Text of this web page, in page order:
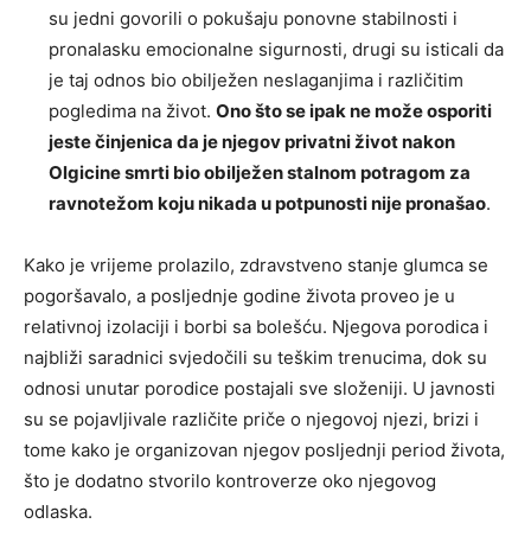
su jedni govorili o pokušaju ponovne stabilnosti i
pronalasku emocionalne sigurnosti, drugi su isticali da
je taj odnos bio obilježen neslaganjima i različitim
pogledima na život. Ono što se ipak ne može osporiti
jeste činjenica da je njegov privatni život nakon
Olgicine smrti bio obilježen stalnom potragom za
ravnotežom koju nikada u potpunosti nije pronašao.
Kako je vrijeme prolazilo, zdravstveno stanje glumca se
pogoršavalo, a posljednje godine života proveo je u
relativnoj izolaciji i borbi sa bolešću. Njegova porodica i
najbliži saradnici svjedočili su teškim trenucima, dok su
odnosi unutar porodice postajali sve složeniji. U javnosti
su se pojavljivale različite priče o njegovoj njezi, brizi i
tome kako je organizovan njegov posljednji period života,
što je dodatno stvorilo kontroverze oko njegovog
odlaska.